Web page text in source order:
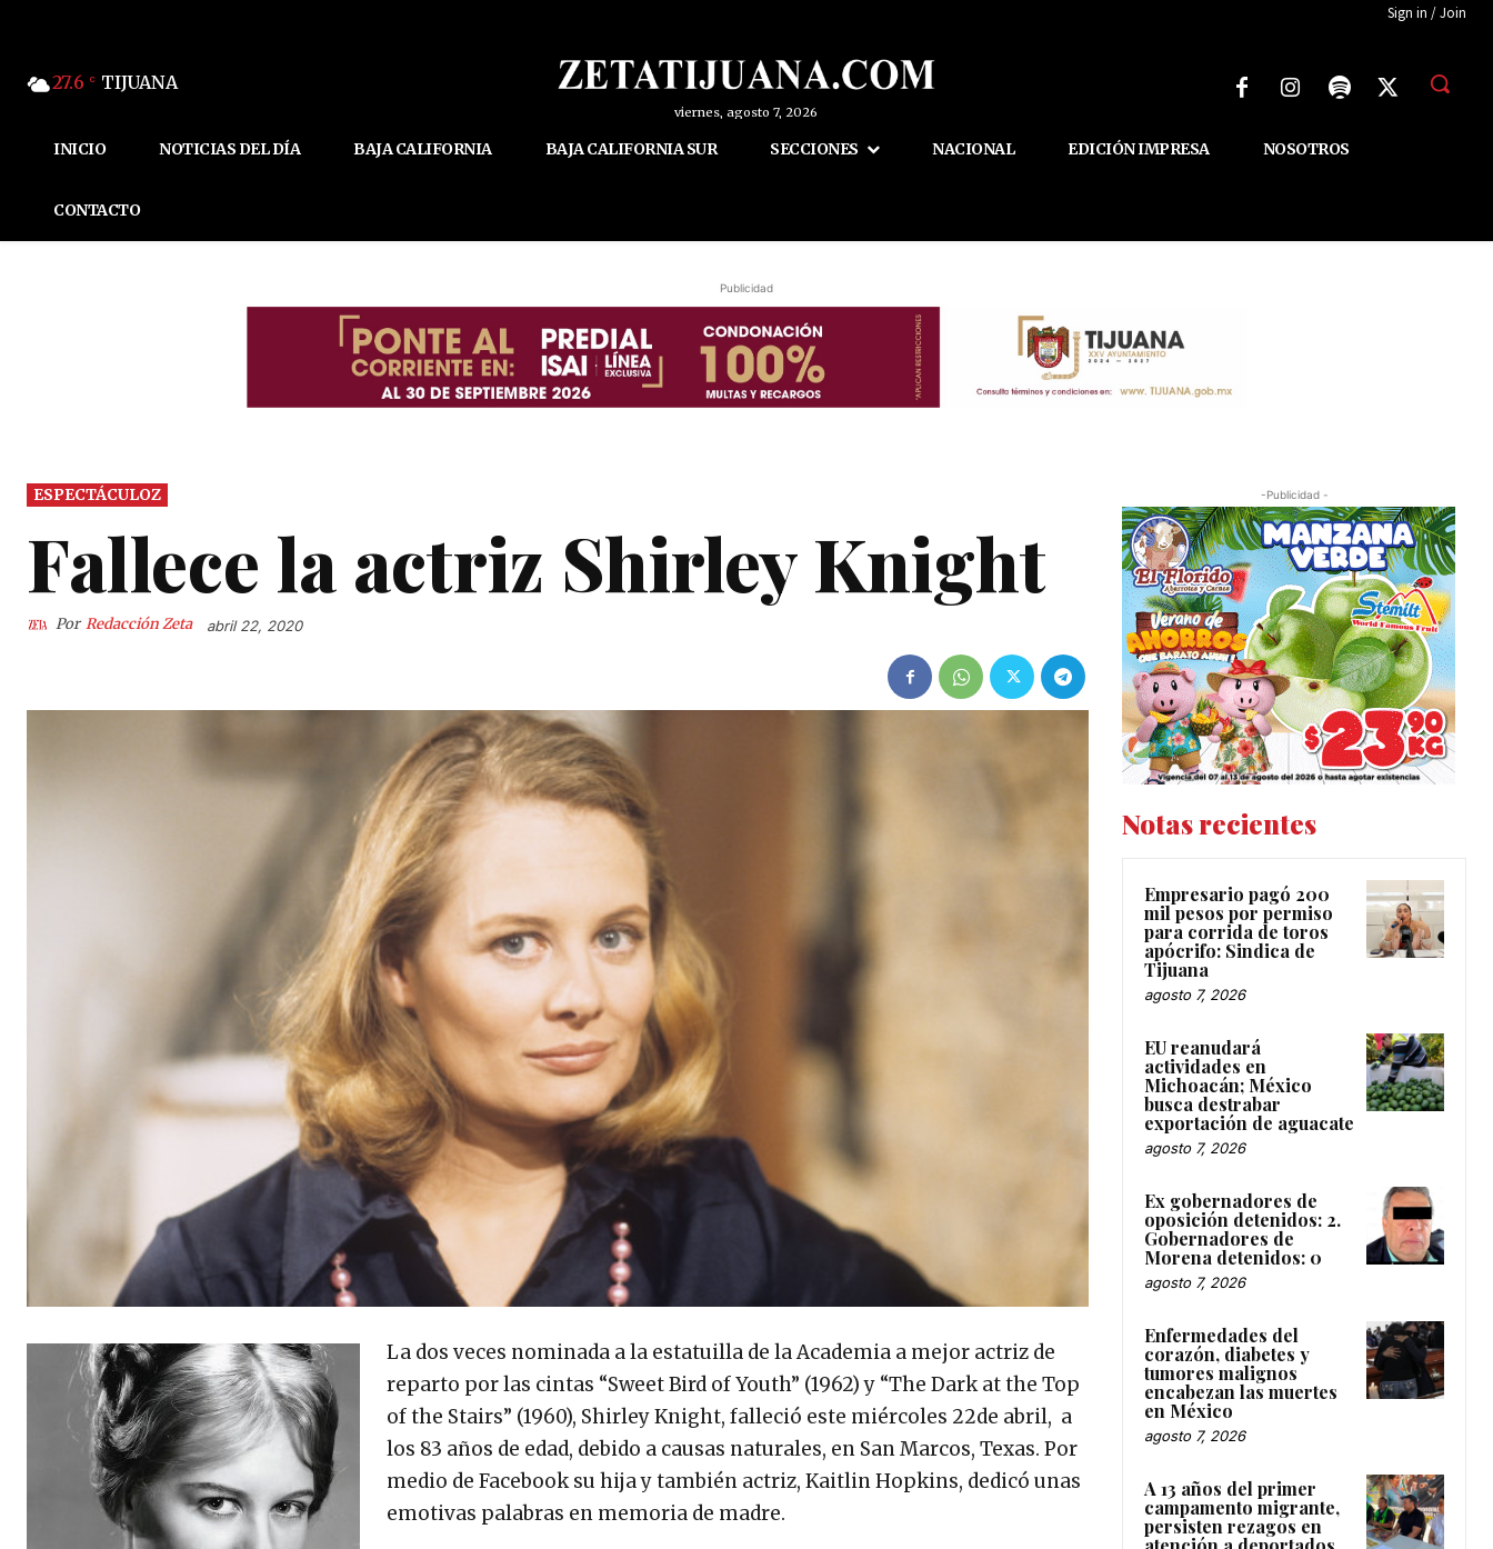
Sign in / Join
27.6 C TIJUANA
viernes, agosto 7, 2026
INICIO NOTICIAS DEL DÍA BAJA CALIFORNIA BAJA CALIFORNIA SUR SECCIONES NACIONAL EDICIÓN IMPRESA NOSOTROS
CONTACTO
Publicidad
ESPECTÁCULOZ
Fallece la actriz Shirley Knight
Por Redacción Zeta abril 22, 2020
La dos veces nominada a la estatuilla de la Academia a mejor actriz de
reparto por las cintas “Sweet Bird of Youth” (1962) y “The Dark at the Top
of the Stairs” (1960), Shirley Knight, falleció este miércoles 22de abril, a
los 83 años de edad, debido a causas naturales, en San Marcos, Texas. Por
medio de Facebook su hija y también actriz, Kaitlin Hopkins, dedicó unas
emotivas palabras en memoria de madre.
-Publicidad -
Notas recientes
Empresario pagó 200
mil pesos por permiso
para corrida de toros
apócrifo: Sindica de
Tijuana
agosto 7, 2026
EU reanudará
actividades en
Michoacán; México
busca destrabar
exportación de aguacate
agosto 7, 2026
Ex gobernadores de
oposición detenidos: 2.
Gobernadores de
Morena detenidos: 0
agosto 7, 2026
Enfermedades del
corazón, diabetes y
tumores malignos
encabezan las muertes
en México
agosto 7, 2026
A 13 años del primer
campamento migrante,
persisten rezagos en